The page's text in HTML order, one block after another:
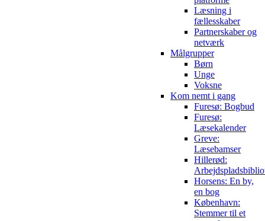
Læsning i
fællesskaber
Partnerskaber og
netværk
Målgrupper
Børn
Unge
Voksne
Kom nemt i gang
Furesø: Bogbud
Furesø:
Læsekalender
Greve:
Læsebamser
Hillerød:
Horsens: En by,
en bog
København:
Stemmer til et